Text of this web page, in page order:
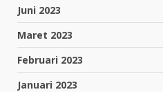
Juni 2023
Maret 2023
Februari 2023
Januari 2023